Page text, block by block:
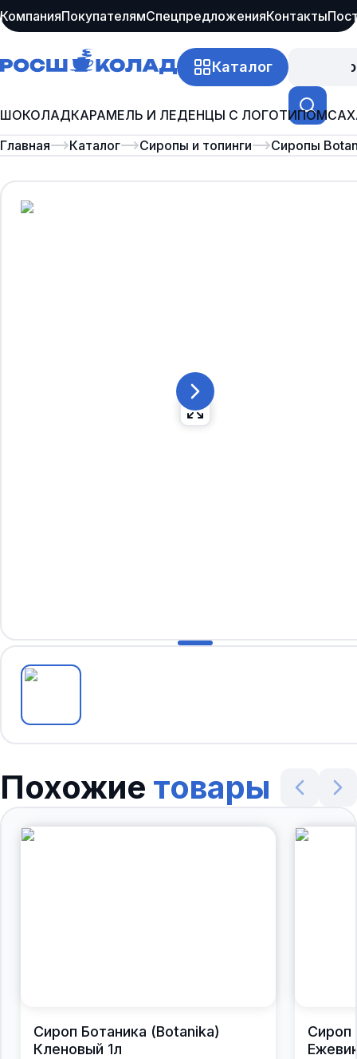
КомпанияПокупателямСпецпредложенияКонтакты
Каталог
ШОКОЛАДКАРАМЕЛЬ И ЛЕДЕНЦЫ С ЛОГОТИПОМ
Главная
Каталог Сиропы и топинги Сиропы
Похожие товары
Сироп Ботаника (Botanika)
Кленовый 1л
Сироп